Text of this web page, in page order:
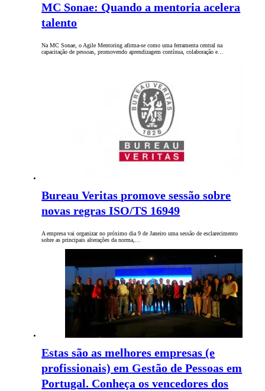
MC Sonae: Quando a mentoria acelera
talento
Na MC Sonae, o Agile Mentoring afirma-se como uma ferramenta central na
capacitação de pessoas, promovendo aprendizagem contínua, colaboração e…
Bureau Veritas promove sessão sobre
novas regras ISO/TS 16949
A empresa vai organizar no próximo dia 9 de Janeiro uma sessão de esclarecimento
sobre as principais alterações da norma,…
Estas são as melhores empresas (e
profissionais) em Gestão de Pessoas em
Portugal. Conheça os vencedores dos